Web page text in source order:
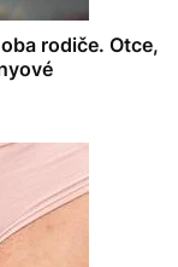
rodiče. Otce,